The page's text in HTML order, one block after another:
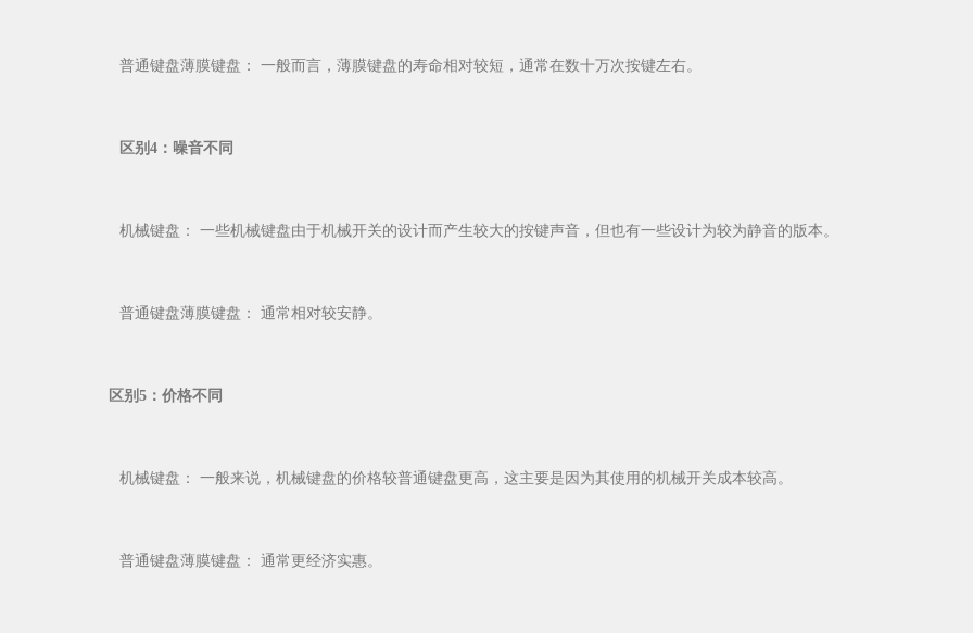
普通键盘薄膜键盘： 一般而言，薄膜键盘的寿命相对较短，通常在数十万次按键左右。
区别4：噪音不同
机械键盘： 一些机械键盘由于机械开关的设计而产生较大的按键声音，但也有一些设计为较为静音的版本。
普通键盘薄膜键盘： 通常相对较安静。
区别5：价格不同
机械键盘： 一般来说，机械键盘的价格较普通键盘更高，这主要是因为其使用的机械开关成本较高。
普通键盘薄膜键盘： 通常更经济实惠。